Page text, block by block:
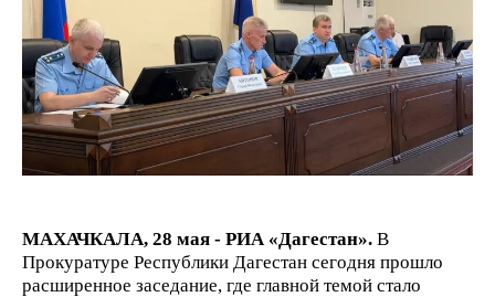
МАХАЧКАЛА, 28 мая - РИА «Дагестан». В
Прокуратуре Республики Дагестан сегодня прошло
расширенное заседание, где главной темой стало